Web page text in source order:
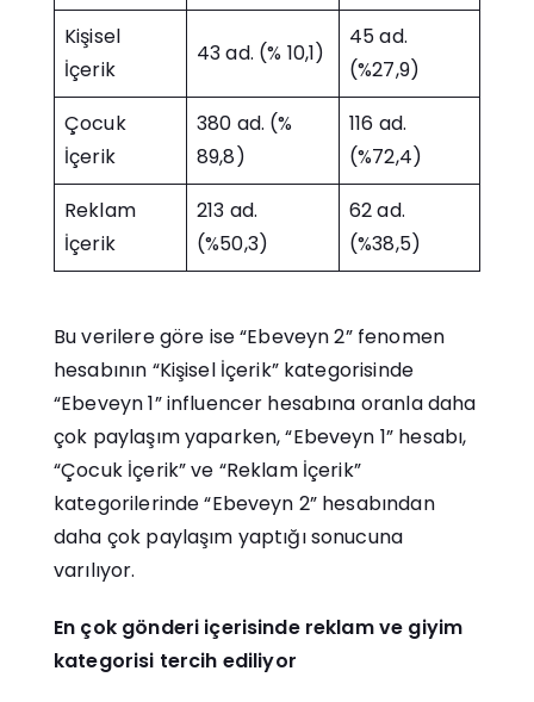
Kişisel
İçerik
43 ad. (% 10,1)
45 ad.
(%27,9)
Çocuk
İçerik
380 ad. (%
89,8)
116 ad.
(%72,4)
Reklam
İçerik
213 ad.
(%50,3)
62 ad.
(%38,5)
Bu verilere göre ise “Ebeveyn 2” fenomen
hesabının “Kişisel İçerik” kategorisinde
“Ebeveyn 1” influencer hesabına oranla daha
çok paylaşım yaparken, “Ebeveyn 1” hesabı,
“Çocuk İçerik” ve “Reklam İçerik”
kategorilerinde “Ebeveyn 2” hesabından
daha çok paylaşım yaptığı sonucuna
varılıyor.
En çok gönderi içerisinde reklam ve giyim
kategorisi tercih ediliyor